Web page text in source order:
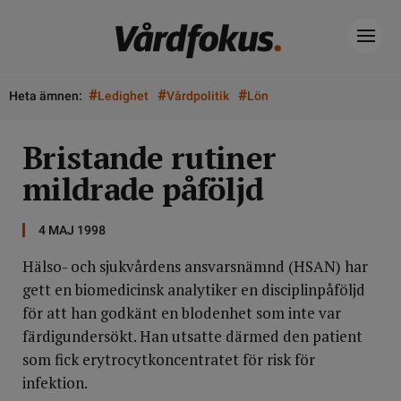
Heta ämnen: #Ledighet #Vårdpolitik #Lön
Bristande rutiner
mildrade påföljd
4 MAJ 1998
Hälso- och sjukvårdens ansvarsnämnd (HSAN) har
gett en biomedicinsk analytiker en disciplinpåföljd
för att han godkänt en blodenhet som inte var
färdigundersökt. Han utsatte därmed den patient
som fick erytrocytkoncentratet för risk för
infektion.